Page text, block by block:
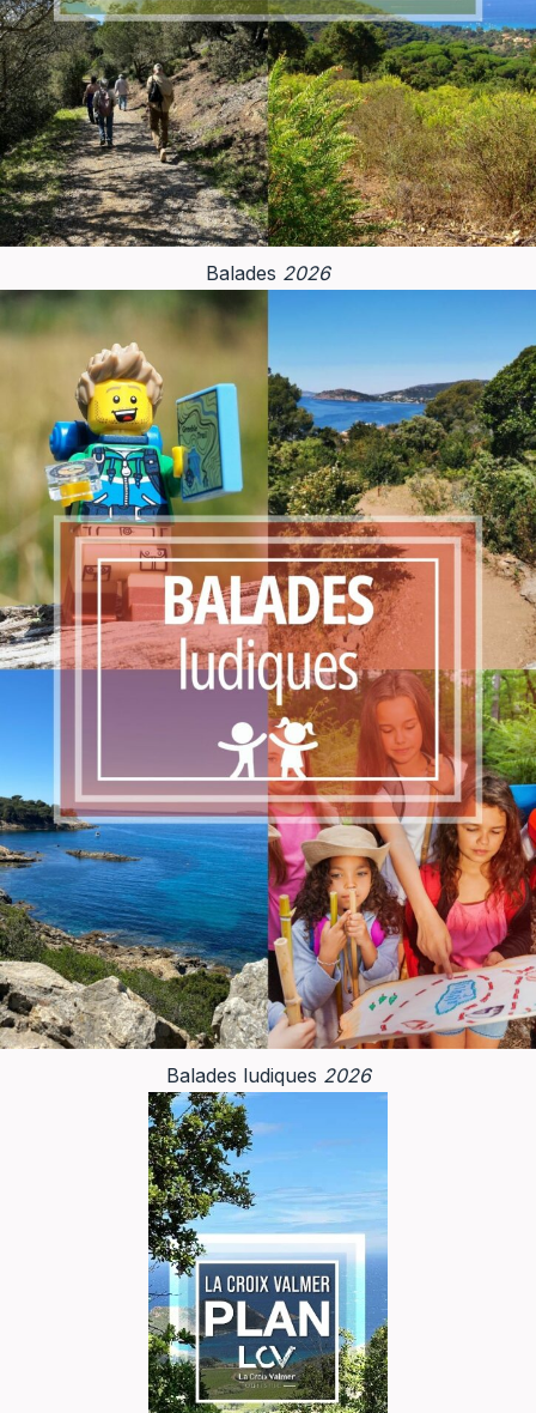
Balades 2026
Balades ludiques 2026